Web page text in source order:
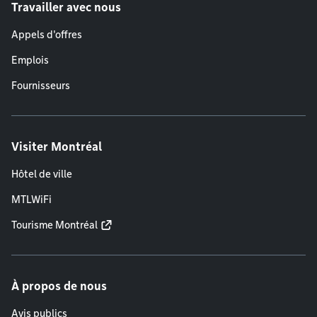
Travailler avec nous
Appels d'offres
Emplois
Fournisseurs
Visiter Montréal
Hôtel de ville
MTLWiFi
Tourisme Montréal
À propos de nous
Avis publics